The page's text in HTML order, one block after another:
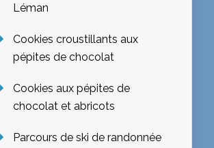
Léman
Cookies croustillants aux
pépites de chocolat
Cookies aux pépites de
chocolat et abricots
Parcours de ski de randonnée